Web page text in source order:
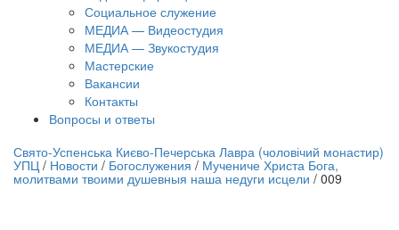
Социальное служение
МЕДИА — Видеостудия
МЕДИА — Звукостудия
Мастерские
Вакансии
Контакты
Вопросы и ответы
трансляция | 12 сентября
трансляции
Свято-Успенська Києво-Печерська Лавра (чоловічий монастир)
УПЦ / Новости / Богослужения / Мучениче Христа Бога,
молитвами твоими душевныя наша недуги исцели / 009